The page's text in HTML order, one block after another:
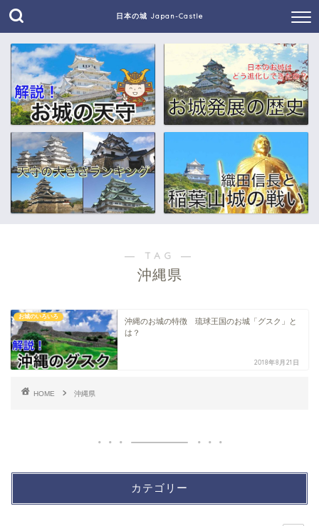
日本の城 Japan-Castle
― TAG ―
沖縄県
お城のいろいろ
沖縄のお城の特徴 琉球王国のお城「グスク」と
は？
2018年8月21日
HOME 沖縄県
カテゴリー